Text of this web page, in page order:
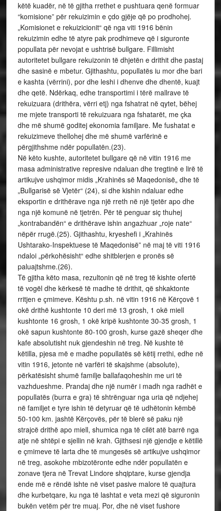
këtë kuadër, në të gjitha rrethet e pushtuara qenë formuar
“komisione” për rekuizimin e çdo gjëje që po prodhohej.
„Komisionet e rekuizicionit“ që nga viti 1916 bënin
rekuizimin edhe të atyre pak prodhimeve që i siguronte
popullata për nevojat e ushtrisë bullgare. Fillimisht
autoritetet bullgare rekuizonin të dhjetën e drithit dhe pastaj
dhe sasinë e mbetur. Gjithashtu, popullatës iu mor dhe bari
e kashta (vërrini), por dhe leshi i dhenve dhe dhentë, kuajt
dhe qetë. Ndërkaq, edhe transportimi i tërë mallrave të
rekuizuara (drithëra, vërri etj) nga fshatrat në qytet, bëhej
me mjete transporti të rekuizuara nga fshatarët, me çka
dhe më shumë goditej ekonomia familjare. Me fushatat e
rekuizimeve thellohej dhe më shumë varfërinë e
përgjithshme ndër popullatën.(23).
Në këto kushte, autoritetet bullgare që në vitin 1916 me
masa administrative represive ndaluan dhe tregtinë e lirë të
artikujve ushqimor midis „Krahinës së Maqedonisë„ dhe të
„Bullgarisë së Vjetër“ (24), si dhe kishin ndaluar edhe
eksportin e drithërave nga një rreth në një tjetër apo dhe
nga një komunë në tjetrën. Për të penguar siç thuhej
„kontrabandën“ e drithërave ishin angazhuar „roje nate“
nëpër rrugë.(25). Gjithashtu, kryeshefi i „Krahinës
Ushtarako-Inspektuese të Maqedonisë” në maj të viti 1916
ndaloi „përkohësisht“ edhe shitblerjen e pronës së
paluajtshme.(26).
Të gjitha këto masa, rezultonin që në treg të kishte ofertë
të vogël dhe kërkesë të madhe të drithit, që shkaktonte
rritjen e çmimeve. Kështu p.sh. në vitin 1916 në Kërçovë 1
okë drithë kushtonte 10 deri më 13 grosh, 1 okë miell
kushtonte 16 grosh, 1 okë kripë kushtonte 30-35 grosh, 1
okë sapun kushtonte 80-100 grosh, kurse gazë sheqer dhe
kafe absolutisht nuk gjendeshin në treg. Në kushte të
këtilla, pjesa më e madhe popullatës së këtij rrethi, edhe në
vitin 1916, jetonte në varfëri të skajshme (absolute),
përkatësisht shumë familje ballafaqoheshin me uri të
vazhdueshme. Prandaj dhe një numër i madh nga radhët e
popullatës (burra e gra) të shtrënguar nga uria që ndjehej
në familjet e tyre ishin të detyruar që të udhëtonin këmbë
50-100 km. jashtë Kërçovës, për të blerë së paku një
strajcë drithë apo miell, shumica nga të cilët atë barrë nga
atje në shtëpi e sjellin në krah. Gjithsesi një gjendje e këtillë
e çmimeve të larta dhe të mungesës së artikujve ushqimor
në treg, asokohe mbizotëronte edhe ndër popullatën e
zonave tjera në Trevat Lindore shqiptare, kurse gjendja
ende më e rëndë ishte në viset pasive malore të quajtura
dhe kurbetqare, ku nga të lashtat e veta mezi që siguronin
bukën vetëm për tre muaj. Por, dhe në viset fushore